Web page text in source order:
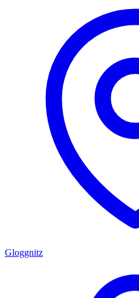
Gloggnitz